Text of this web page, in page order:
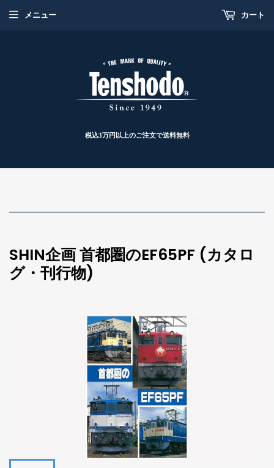
税込3万円以上のご注文で送料無料
メニュー カート
SHIN企画 首都圏のEF65PF (カタロ
グ・刊行物)